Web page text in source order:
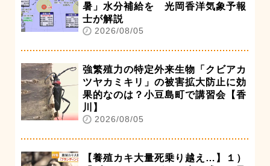
暑」水分補給を 光岡香洋気象予報
士が解説
2026/08/05
強繁殖力の特定外来生物「クビアカ
ツヤカミキリ」の被害拡大防止に効
果的なのは？小豆島町で講習会【香
川】
2026/08/05
【養殖カキ大量死乗り越え…】１）